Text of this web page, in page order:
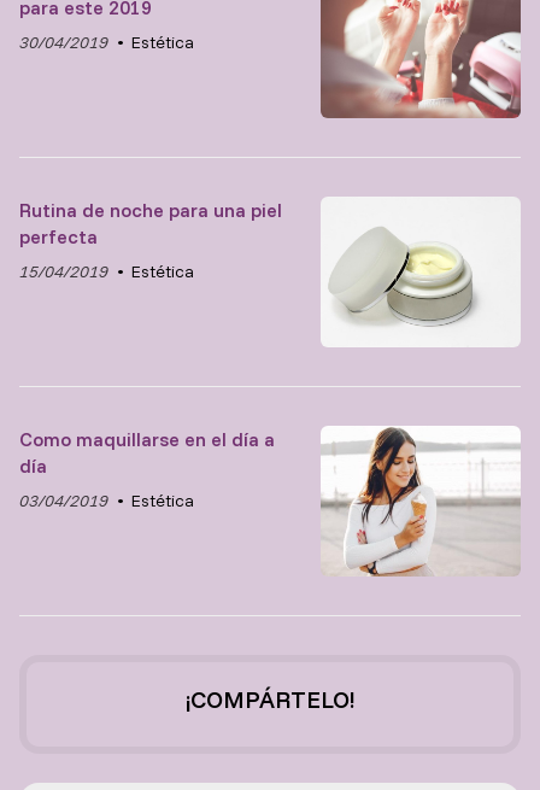
para este 2019
30/04/2019 Estética
Rutina de noche para una piel
perfecta
15/04/2019 Estética
Como maquillarse en el día a
día
03/04/2019 Estética
¡COMPÁRTELO!